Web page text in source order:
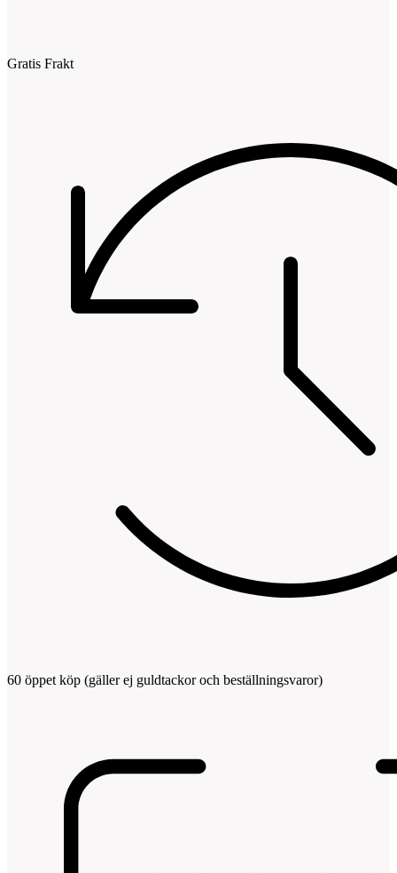
Gratis Frakt
60 öppet köp (gäller ej guldtackor och beställningsvaror)